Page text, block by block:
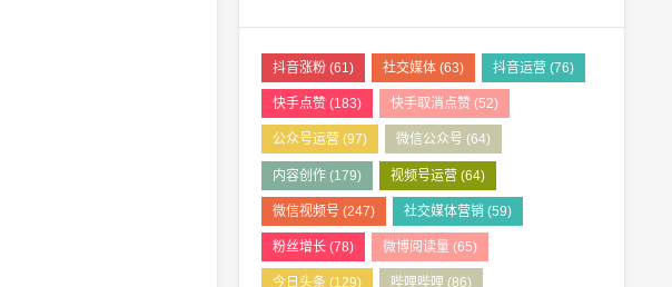
抖音涨粉 (61) 社交媒体 (63) 抖音运营 (76)
快手点赞 (183) 快手取消点赞 (52)
公众号运营 (97) 微信公众号 (64)
内容创作 (179) 视频号运营 (64)
微信视频号 (247) 社交媒体营销 (59)
粉丝增长 (78) 微博阅读量 (65)
今日头条 (129) 哔哩哔哩 (86)